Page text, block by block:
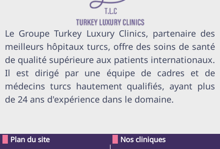
Le Groupe Turkey Luxury Clinics, partenaire des
meilleurs hôpitaux turcs, offre des soins de santé
de qualité supérieure aux patients internationaux.
Il est dirigé par une équipe de cadres et de
médecins turcs hautement qualifiés, ayant plus
de 24 ans d'expérience dans le domaine.
Plan du site Nos cliniques